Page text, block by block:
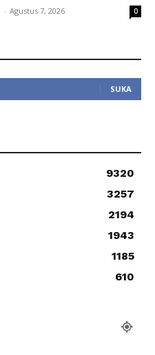
- Agustus 7, 2026 0
SUKA
9320
3257
2194
1943
1185
610